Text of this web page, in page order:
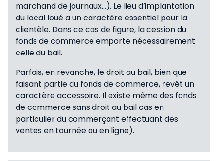
marchand de journaux…). Le lieu d’implantation
du local loué a un caractère essentiel pour la
clientèle. Dans ce cas de figure, la cession du
fonds de commerce emporte nécessairement
celle du bail.
Parfois, en revanche, le droit au bail, bien que
faisant partie du fonds de commerce, revêt un
caractère accessoire. Il existe même des fonds
de commerce sans droit au bail cas en
particulier du commerçant effectuant des
ventes en tournée ou en ligne).